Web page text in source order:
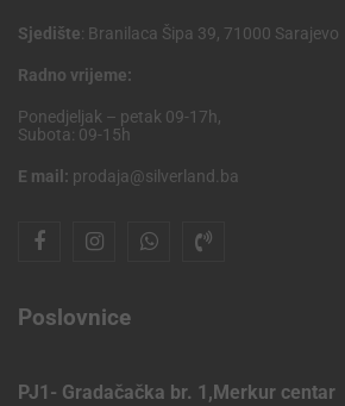
Sjedište: Branilaca Šipa 39, 71000 Sarajevo
Radno vrijeme:
Ponedjeljak – petak 09-17h,
Subota: 09-15h
E mail: prodaja@silverland.ba
Poslovnice
PJ1- Gradačačka br. 1,Merkur centar